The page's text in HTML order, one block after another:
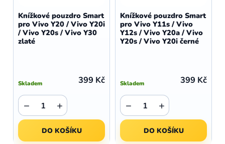
Knížkové pouzdro Smart
pro Vivo Y20 / Vivo Y20i
/ Vivo Y20s / Vivo Y30
zlaté
Skladem 399 Kč
+
−
DO KOŠÍKU
Knížkové pouzdro Smart
pro Vivo Y11s / Vivo
Y12s / Vivo Y20a / Vivo
Y20s / Vivo Y20i černé
Skladem 399 Kč
+
−
DO KOŠÍKU